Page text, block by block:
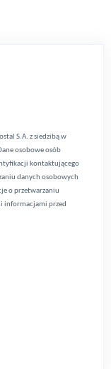
S.A. z siedzibą w
osobowe osób
kontaktującego
danych osobowych
o przetwarzaniu
informacjami przed